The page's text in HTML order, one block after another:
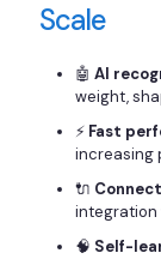
Scale
🤖 AI
weight,
⚡ Fast
increasing
🔌
integration
🧠 Self-